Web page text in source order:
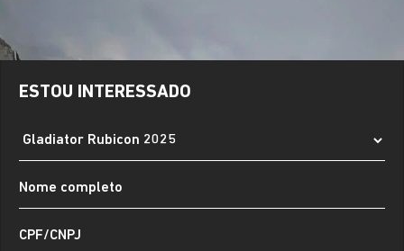
ESTOU INTERESSADO